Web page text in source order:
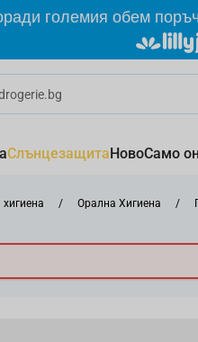
големия обем
СлънцезащитаНовоСамо
/ Орална Хигиена /